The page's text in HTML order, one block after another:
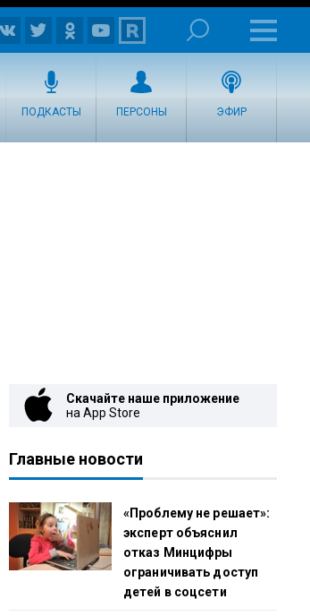
ПОДКАСТЫ ПЕРСОНЫ ЭФИР
Скачайте наше приложение
на App Store
Главные новости
«Проблему не решает»:
эксперт объяснил
отказ Минцифры
ограничивать доступ
детей в соцсети